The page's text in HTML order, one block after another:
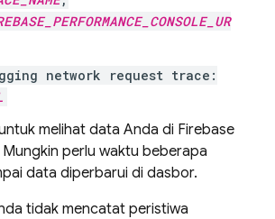
network request trace:
melihat data Anda di Firebase
perlu waktu beberapa
data diperbarui di dasbor.
tidak mencatat peristiwa